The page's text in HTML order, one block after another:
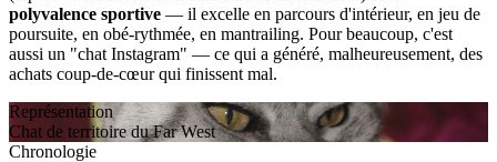
polyvalence sportive — il excelle en parcours d'intérieur, en jeu de
poursuite, en obé-rythmée, en mantrailing. Pour beaucoup, c'est
aussi un "chat Instagram" — ce qui a généré, malheureusement, des
achats coup-de-cœur qui finissent mal.
Représentation
Chat de territoire du Far West
Chronologie